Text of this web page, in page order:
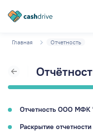
Главная Отчетность
Отчетность ООО МФК
Раскрытие